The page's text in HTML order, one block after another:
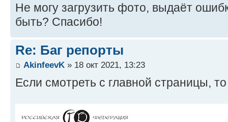
Не могу загрузить фото, выдаёт
быть? Спасибо!
Re: Баг репорты
AkinfeevK » 18 окт 2021, 13:23
Если смотреть с главной страницы,